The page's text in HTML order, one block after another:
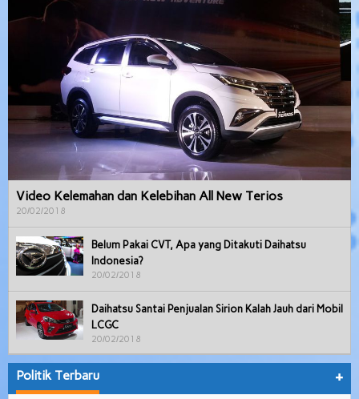
Video Kelemahan dan Kelebihan All New Terios
20/02/2018
Belum Pakai CVT, Apa yang Ditakuti Daihatsu
Indonesia?
20/02/2018
Daihatsu Santai Penjualan Sirion Kalah Jauh dari Mobil
LCGC
20/02/2018
Politik Terbaru +